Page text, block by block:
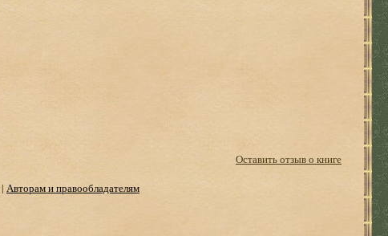
Оставить отзыв о книге
| Авторам и правообладателям